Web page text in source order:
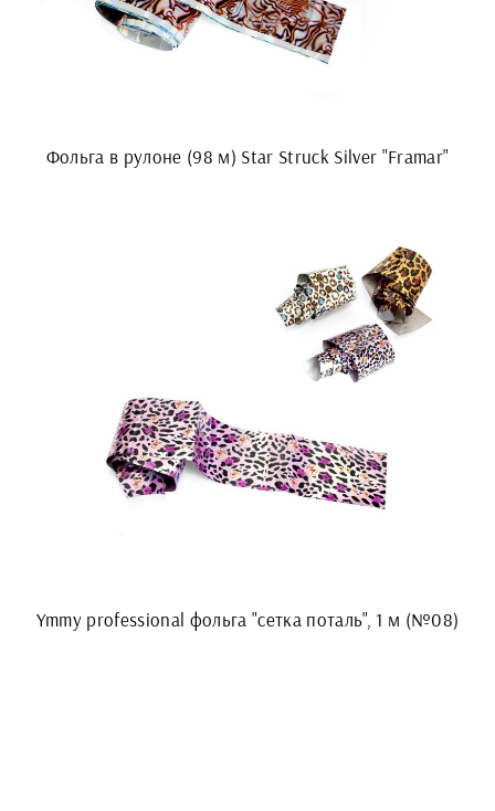
Фольга в рулоне (98 м) Star Struck Silver "Framar"
Ymmy professional фольга "сетка поталь", 1 м (№08)